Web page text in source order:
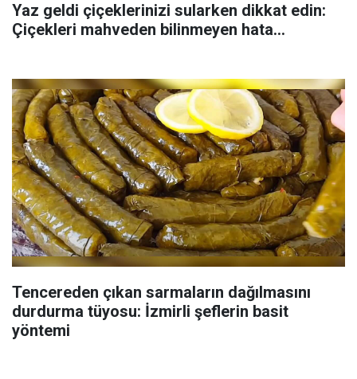
Yaz geldi çiçeklerinizi sularken dikkat edin:
Çiçekleri mahveden bilinmeyen hata...
Tencereden çıkan sarmaların dağılmasını
durdurma tüyosu: İzmirli şeflerin basit
yöntemi